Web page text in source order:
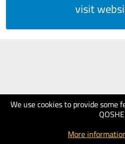
We use cookies to provide some
QOSHE
More
visit